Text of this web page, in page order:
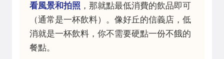
看風景和拍照 ，那就點最低消費的飲品即可
（通常是一杯飲料）。像好丘的信義店，低
消就是一杯飲料，你不需要硬點一份不餓的
餐點。